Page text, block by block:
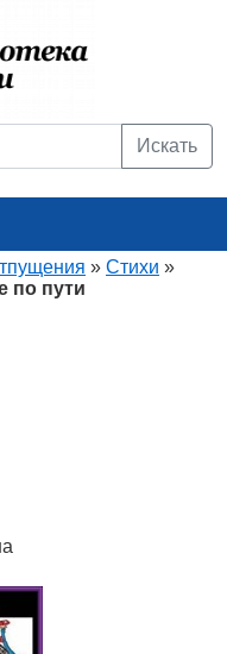
Искать
» Стихи »
по пути